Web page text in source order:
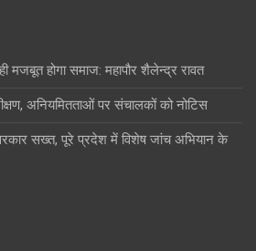
मजबूत होगा समाज: महापौर शैलेन्द्र रावत
अनियमितताओं पर संचालकों को नोटिस
सख्त, पूरे प्रदेश में विशेष जांच अभियान के